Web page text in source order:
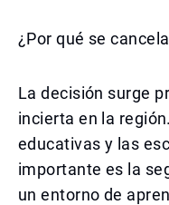
¿Por qué se
La decisión surge
incierta en la
educativas y las
importante es la
un entorno de